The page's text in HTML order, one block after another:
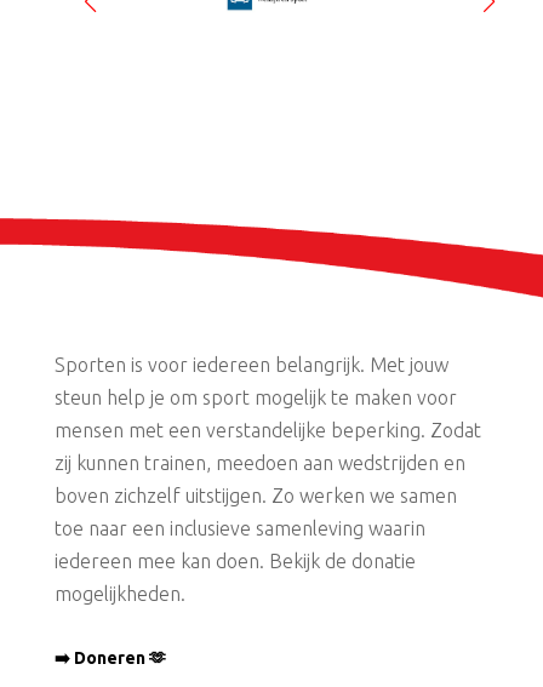
Sporten is voor iedereen belangrijk. Met jouw
steun help je om sport mogelijk te maken voor
mensen met een verstandelijke beperking. Zodat
zij kunnen trainen, meedoen aan wedstrijden en
boven zichzelf uitstijgen. Zo werken we samen
toe naar een inclusieve samenleving waarin
iedereen mee kan doen. Bekijk de donatie
mogelijkheden.
➡️ Doneren 🫶